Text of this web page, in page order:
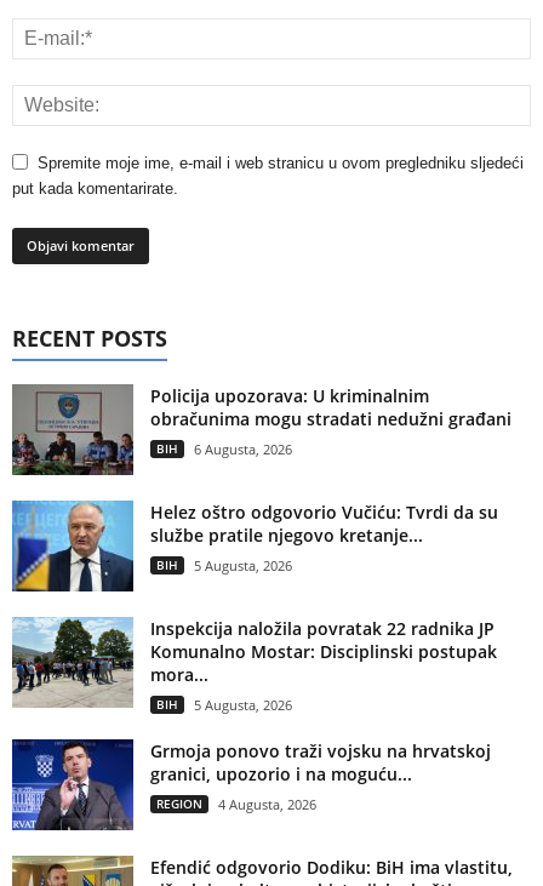
Spremite moje ime, e-mail i web stranicu u ovom pregledniku sljedeći
put kada komentarirate.
RECENT POSTS
Policija upozorava: U kriminalnim
obračunima mogu stradati nedužni građani
BIH 6 Augusta, 2026
Helez oštro odgovorio Vučiću: Tvrdi da su
službe pratile njegovo kretanje...
BIH 5 Augusta, 2026
Inspekcija naložila povratak 22 radnika JP
Komunalno Mostar: Disciplinski postupak
mora...
BIH 5 Augusta, 2026
Grmoja ponovo traži vojsku na hrvatskoj
granici, upozorio i na moguću...
REGION 4 Augusta, 2026
Efendić odgovorio Dodiku: BiH ima vlastitu,